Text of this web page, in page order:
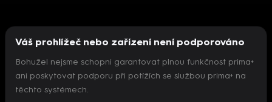
Nepodařilo se inicializovat přehrávač
Váš prohlížeč nebo zařízení není podporováno
Bohužel nejsme schopni garantovat plnou funkčnost prima+
ani poskytovat podporu při potížích se službou prima+ na
těchto systémech.